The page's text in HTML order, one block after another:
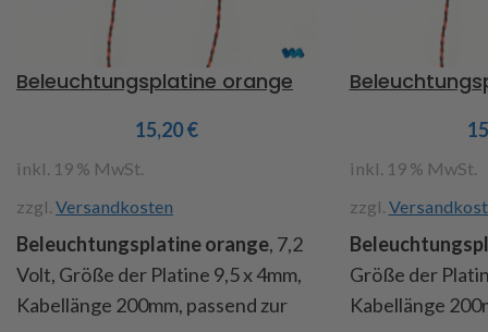
14 Jahren geeignet.
Achtung :
MFC von Tamiya
Art.Nr. 907494
14 Jahren
Beleuchtungsplatine orange
15,20€
inkl. 19 % MwSt.
zzgl. Versandkosten
Beleuchtungsplatine orange, 7,2
Volt, Größe der Platine 9,5 x 4mm,
Kabellänge 200mm, passend zur
inkl. 19 % MwSt.
zzgl.
Größe der
Kabellänge